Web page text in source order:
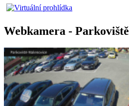
Webkamera - Parkoviště